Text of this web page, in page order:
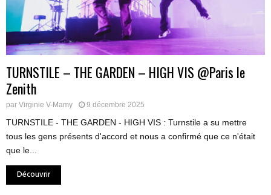
TURNSTILE – THE GARDEN – HIGH VIS @Paris le
Zenith
par Virginie V-Mamy 9 décembre 2025
TURNSTILE - THE GARDEN - HIGH VIS : Turnstile a su mettre
tous les gens présents d'accord et nous a confirmé que ce n'était
que le...
Découvrir